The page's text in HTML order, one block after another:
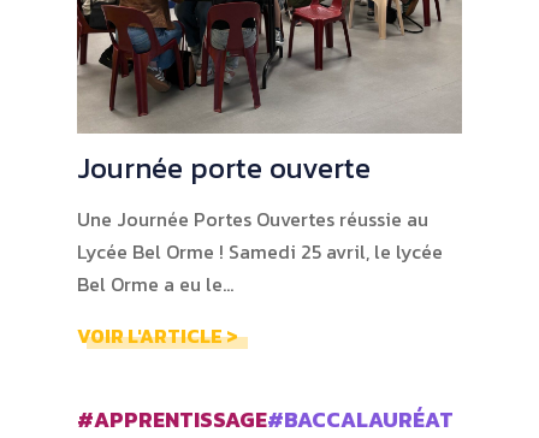
Journée porte ouverte
Une Journée Portes Ouvertes réussie au
Lycée Bel Orme ! Samedi 25 avril, le lycée
Bel Orme a eu le…
VOIR L'ARTICLE >
#APPRENTISSAGE#BACCALAURÉAT